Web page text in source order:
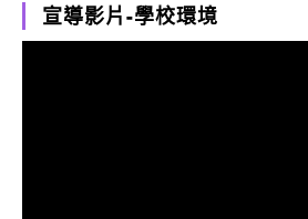
宣導影片-學校環境